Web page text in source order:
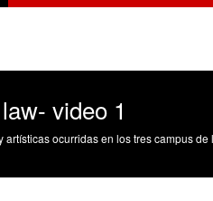
video 1
ocurridas en los tres campus de